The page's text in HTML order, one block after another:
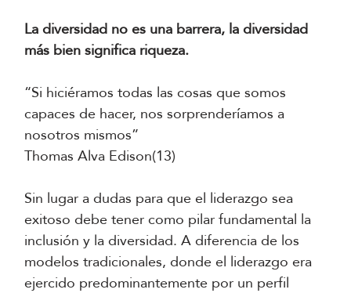
La diversidad no es una barrera, la diversidad
más bien significa riqueza.
“Si hiciéramos todas las cosas que somos
capaces de hacer, nos sorprenderíamos a
nosotros mismos”
Thomas Alva Edison(13)
Sin lugar a dudas para que el liderazgo sea
exitoso debe tener como pilar fundamental la
inclusión y la diversidad. A diferencia de los
modelos tradicionales, donde el liderazgo era
ejercido predominantemente por un perfil